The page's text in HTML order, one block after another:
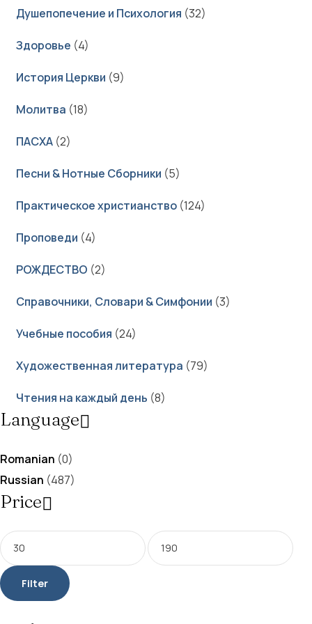
Душепопечение и Психология (32)
Здоровье (4)
История Церкви (9)
Молитва (18)
ПАСХА (2)
Песни & Нотные Сборники (5)
Практическое христианство (124)
Проповеди (4)
РОЖДЕСТВО (2)
Справочники, Словари & Симфонии (3)
Учебные пособия (24)
Художественная литература (79)
Чтения на каждый день (8)
Language
Romanian (0)
Russian (487)
Price
Filter